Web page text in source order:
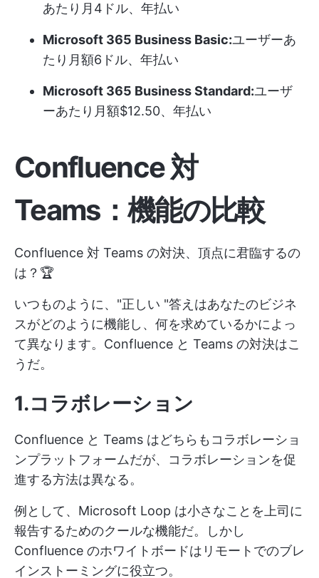
あたり月4ドル、年払い
Microsoft 365 Business Basic:ユーザーあ
たり月額6ドル、年払い
Microsoft 365 Business Standard:ユーザ
ーあたり月額$12.50、年払い
Confluence 対
Teams：機能の比較
Confluence 対 Teams の対決、頂点に君臨するの
は？🏆
いつものように、"正しい "答えはあなたのビジネ
スがどのように機能し、何を求めているかによっ
て異なります。Confluence と Teams の対決はこ
うだ。
1.コラボレーション
Confluence と Teams はどちらもコラボレーショ
ンプラットフォームだが、コラボレーションを促
進する方法は異なる。
例として、Microsoft Loop は小さなことを上司に
報告するためのクールな機能だ。しかし
Confluence のホワイトボードはリモートでのブレ
インストーミングに役立つ。